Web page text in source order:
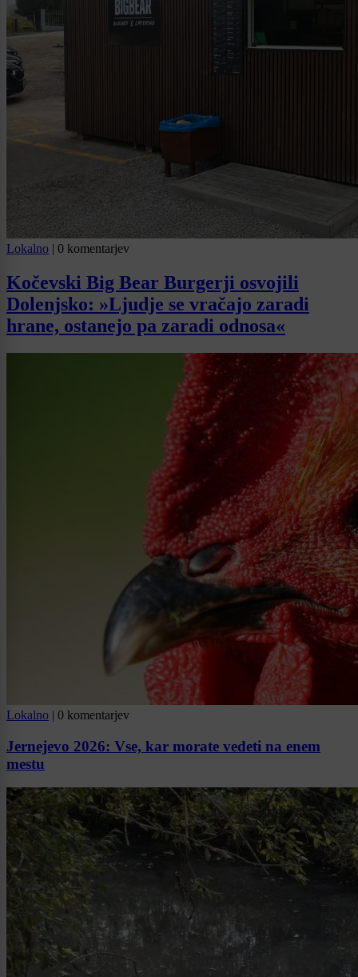
Lokalno | 0 komentarjev
Kočevski Big Bear Burgerji osvojili
Dolenjsko: »Ljudje se vračajo zaradi
hrane, ostanejo pa zaradi odnosa«
Lokalno | 0 komentarjev
Jernejevo 2026: Vse, kar morate vedeti na enem
mestu